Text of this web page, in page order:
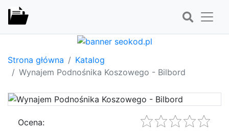
Strona główna
Katalog
Wynajem Podnośnika Koszowego - Bilbord
Ocena: